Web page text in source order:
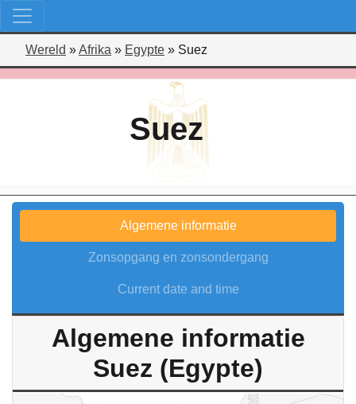
Wereld »Afrika » Egypte » Suez
Suez
Algemene informatie
Zonsopgang en zonsondergang
Current date and time
Algemene informatie
Suez (Egypte)